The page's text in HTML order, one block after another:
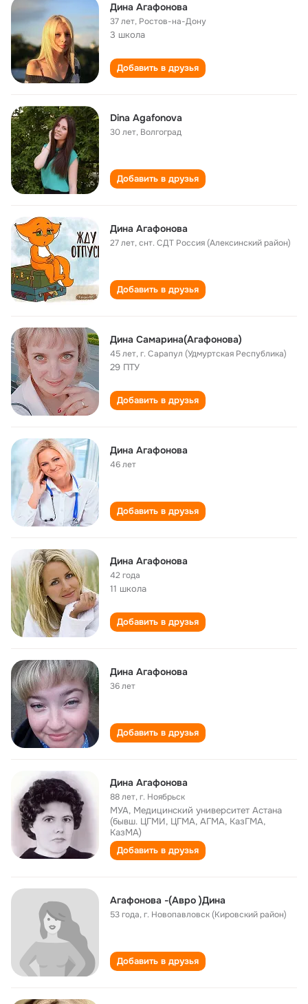
Дина Агафонова
37 лет, Ростов-на-Дону
3 школа
Добавить в друзья
Dina Agafonova
30 лет, Волгоград
Добавить в друзья
Дина Агафонова
27 лет,снт. СДТ Россия (Алексинский район)
Добавить в друзья
Дина Самарина(Агафонова)
45 лет,г. Сарапул (Удмуртская Республика)
29 ПТУ
Добавить в друзья
Дина Агафонова
46 лет
Добавить в друзья
Дина Агафонова
42 года
11 школа
Добавить в друзья
Дина Агафонова
36 лет
Добавить в друзья
Дина Агафонова
88 лет,г. Ноябрьск
МУА, Медицинский университет Астана
(бывш. ЦГМИ, ЦГМА, АГМА, КазГМА,
КазМА)
Добавить в друзья
Агафонова -(Авро )Дина
53 года,г. Новопавловск (Кировский район)
Добавить в друзья